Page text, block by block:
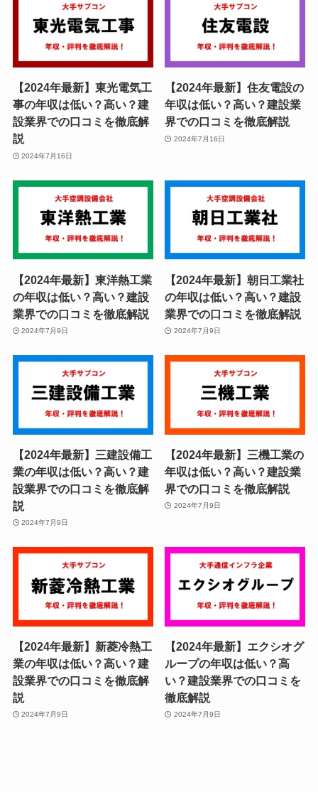
【2024年最新】東光電気工
事の年収は低い？高い？建
設業界での口コミを徹底解
説
2024年7月16日
【2024年最新】住友電設の
年収は低い？高い？建設業
界での口コミを徹底解説
2024年7月16日
【2024年最新】東洋熱工業
の年収は低い？高い？建設
業界での口コミを徹底解説
2024年7月9日
【2024年最新】朝日工業社
の年収は低い？高い？建設
業界での口コミを徹底解説
2024年7月9日
【2024年最新】三建設備工
業の年収は低い？高い？建
設業界での口コミを徹底解
説
2024年7月9日
【2024年最新】三機工業の
年収は低い？高い？建設業
界での口コミを徹底解説
2024年7月9日
【2024年最新】新菱冷熱工
業の年収は低い？高い？建
設業界での口コミを徹底解
説
2024年7月9日
【2024年最新】エクシオグ
ループの年収は低い？高
い？建設業界での口コミを
徹底解説
2024年7月9日